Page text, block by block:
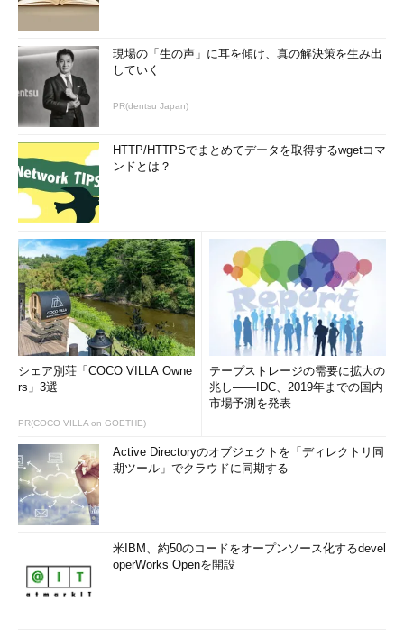
現場の「生の声」に耳を傾け、真の解決策を生み出
していく
PR(dentsu Japan)
HTTP/HTTPSでまとめてデータを取得するwgetコマ
ンドとは？
シェア別荘「COCO VILLA Owne
rs」3選
PR(COCO VILLA on GOETHE)
テープストレージの需要に拡大の
兆し――IDC、2019年までの国内
市場予測を発表
Active Directoryのオブジェクトを「ディレクトリ同
期ツール」でクラウドに同期する
米IBM、約50のコードをオープンソース化するdevel
operWorks Openを開設